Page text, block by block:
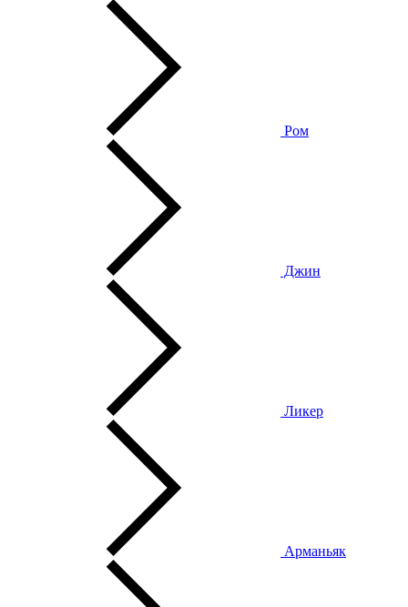
Ром
Джин
Ликер
Арманьяк